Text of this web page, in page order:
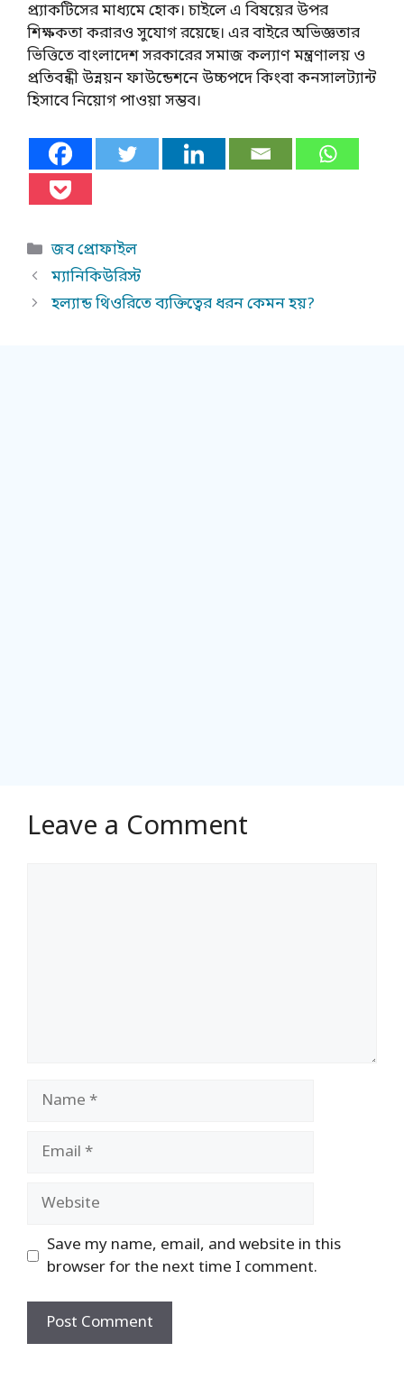
প্র্যাকটিসের মাধ্যমে হোক। চাইলে এ বিষয়ের উপর
শিক্ষকতা করারও সুযোগ রয়েছে। এর বাইরে অভিজ্ঞতার
ভিত্তিতে বাংলাদেশ সরকারের সমাজ কল্যাণ মন্ত্রণালয় ও
প্রতিবন্ধী উন্নয়ন ফাউন্ডেশনে উচ্চপদে কিংবা কনসালট্যান্ট
হিসাবে নিয়োগ পাওয়া সম্ভব।
Categories
জব প্রোফাইল
ম্যানিকিউরিস্ট
হল্যান্ড থিওরিতে ব্যক্তিত্বের ধরন কেমন হয়?
Leave a Comment
Name
Email
Website
Save my name, email, and website in this
browser for the next time I comment.